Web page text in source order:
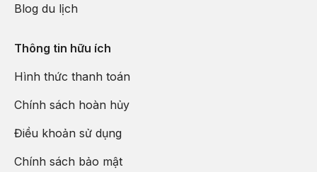
Blog du lịch
Thông tin hữu ích
Hình thức thanh toán
Chính sách hoàn hủy
Điều khoản sử dụng
Chính sách bảo mật